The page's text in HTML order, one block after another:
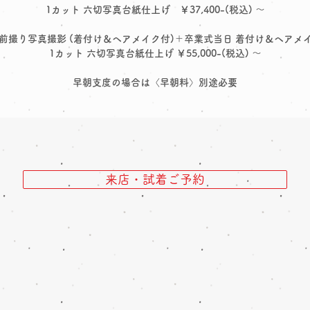
1カット 六切写真台紙仕上げ ￥37,400-(税込) ～
撮り写真撮影 (着付け＆ヘアメイク付)＋卒業式当日 着付け＆ヘアメ
1カット 六切写真台紙仕上げ ￥55,000-(税込) ～
早朝支度の場合は〈早朝料〉別途必要
来店・試着ご予約